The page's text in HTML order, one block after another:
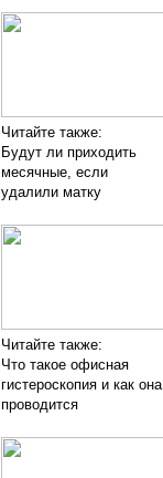
Читайте также:
Будут ли приходить
месячные, если
удалили матку
Читайте также:
Что такое офисная
гистероскопия и как она
проводится